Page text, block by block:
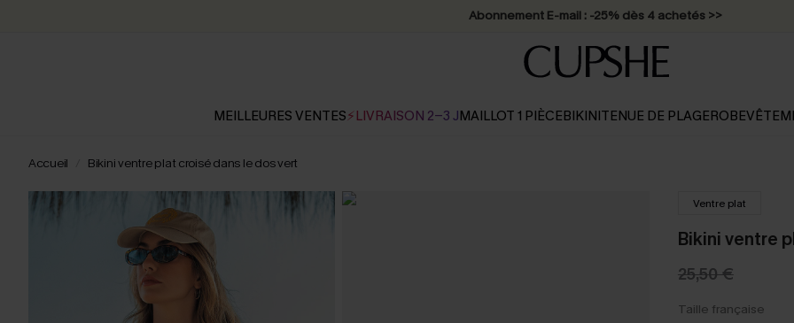
* Livraison éclair 2-3 jours ouvrés >>
MEILLEURES VENTES⚡LIVRAISON 2-3 JMAILLOT 1 PIÈCEBIKINITENUE DE PLAGEROBE
Accueil Bikini ventre plat croisé dans le dos vert
Ventre plat
Bikini ventre
25,50 €
Taille française